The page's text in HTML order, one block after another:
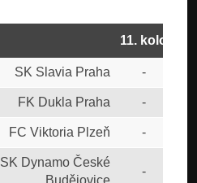
11. kolo
SK Slavia Praha -
FK Dukla Praha -
FC Viktoria Plzeň -
SK Dynamo České
-